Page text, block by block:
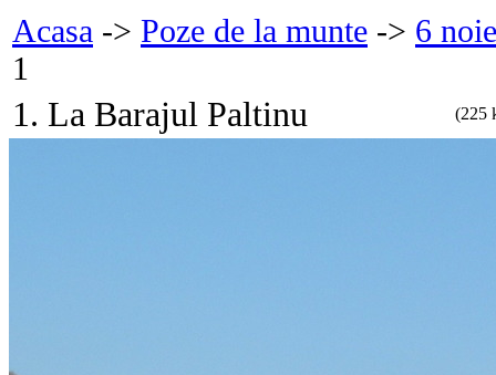
Acasa -> Poze de la munte -> 6
1
1. La Barajul Paltinu (225